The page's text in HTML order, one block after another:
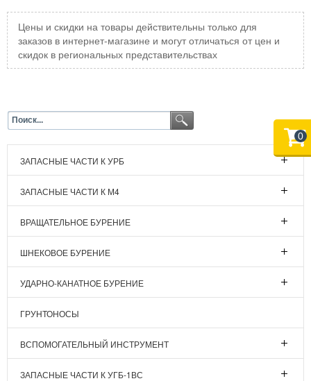
Цены и скидки на товары действительны только для
заказов в интернет-магазине и могут отличаться от цен и
скидок в региональных представительствах
ЗАПАСНЫЕ ЧАСТИ К УРБ
ЗАПАСНЫЕ ЧАСТИ К М4
ВРАЩАТЕЛЬНОЕ БУРЕНИЕ
ШНЕКОВОЕ БУРЕНИЕ
УДАРНО-КАНАТНОЕ БУРЕНИЕ
ГРУНТОНОСЫ
ВСПОМОГАТЕЛЬНЫЙ ИНСТРУМЕНТ
ЗАПАСНЫЕ ЧАСТИ К УГБ-1ВС
0